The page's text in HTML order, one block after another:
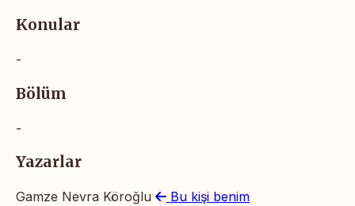
Konular
-
Bölüm
-
Yazarlar
Gamze Nevra Köroğlu Bu kişi benim